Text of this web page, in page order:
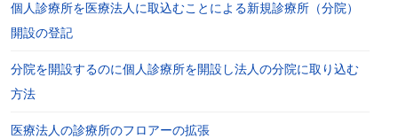
個人診療所を医療法人に取込むことによる新規診療所（分院）
開設の登記
分院を開設するのに個人診療所を開設し法人の分院に取り込む
方法
医療法人の診療所のフロアーの拡張